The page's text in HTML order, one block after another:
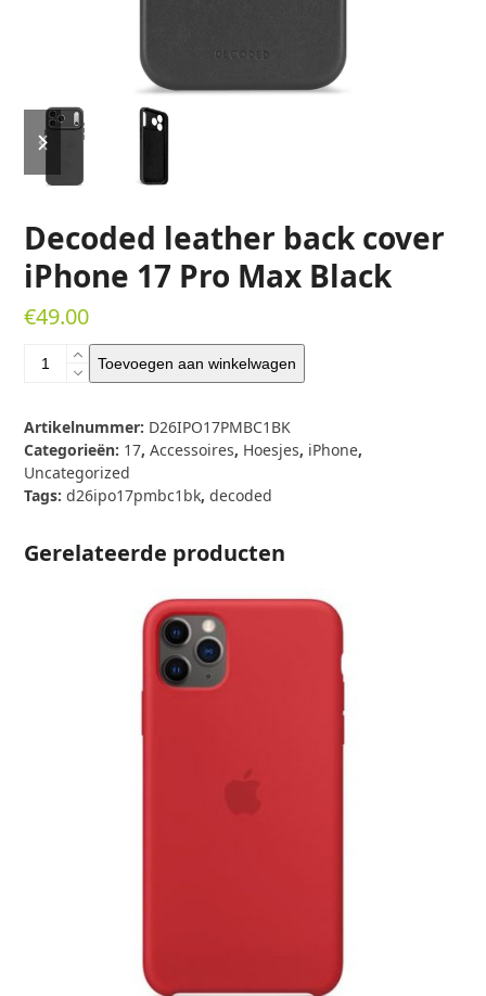
previous
slide
next
slide
Decoded leather back cover
iPhone 17 Pro Max Black
€49.00
Decoded
leather
cover
iPhone
17
Pro
aantal
Toevoegen aan winkelwagen
Artikelnummer: D26IPO17PMBC1BK
Categorieën: 17,Accessoires, Hoesjes, iPhone,
Uncategorized
Tags:d26ipo17pmbc1bk,decoded
Gerelateerde producten